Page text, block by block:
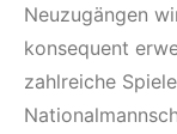
Neuzugängen
konsequent
zahlreiche